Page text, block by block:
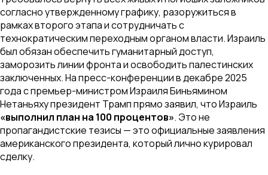
согласно утвержденному графику, разоружиться в
рамках второго этапа и сотрудничать с
технократическим переходным органом власти. Израиль
был обязан обеспечить гуманитарный доступ,
заморозить линии фронта и освободить палестинских
заключенных. На пресс-конференции в декабре 2025
года с премьер-министром Израиля Биньямином
Нетаньяху президент Трамп прямо заявил, что Израиль
«выполнил план на 100 процентов». Это не
пропагандистские тезисы — это официальные заявления
американского президента, который лично курировал
сделку.